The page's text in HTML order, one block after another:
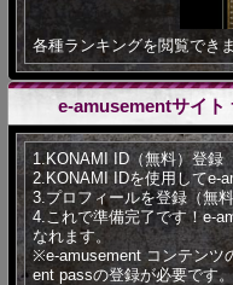
各種ランキングを閲覧できま
e-amusementサイト
1.KONAMI ID（無料）登録
2.KONAMI IDを使用してe-
3.プロフィールを登録（無
4.これで準備完了です！e-
なれます。
※e-amusement コンテンツ
ent passの登録が必要です。